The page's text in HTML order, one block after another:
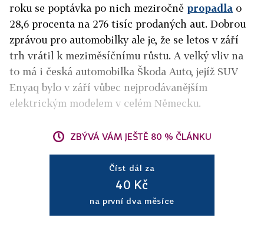
roku se poptávka po nich meziročně propadla o
28,6 procenta na 276 tisíc prodaných aut. Dobrou
zprávou pro automobilky ale je, že se letos v září
trh vrátil k meziměsíčnímu růstu. A velký vliv na
to má i česká automobilka Škoda Auto, jejíž SUV
Enyaq bylo v září vůbec nejprodávanějším
elektrickým modelem v celém Německu.
ZBÝVÁ VÁM JEŠTĚ 80 % ČLÁNKU
Číst dál za
40 Kč
na první dva měsíce